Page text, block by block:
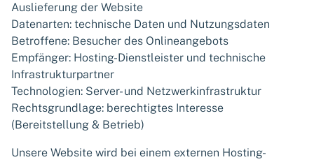
Auslieferung der Website
Datenarten: technische Daten und Nutzungsdaten
Betroffene: Besucher des Onlineangebots
Empfänger: Hosting-Dienstleister und technische
Infrastrukturpartner
Technologien: Server- und Netzwerkinfrastruktur
Rechtsgrundlage: berechtigtes Interesse
(Bereitstellung & Betrieb)
Unsere Website wird bei einem externen Hosting-